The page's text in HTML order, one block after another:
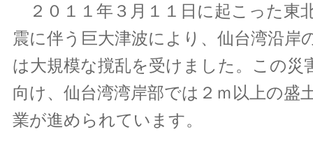
２０１１年３月１１日に起こった東
震に伴う巨大津波により、仙台湾沿岸
は大規模な撹乱を受けました。この災
向け、仙台湾湾岸部では２ｍ以上の盛
業が進められています。